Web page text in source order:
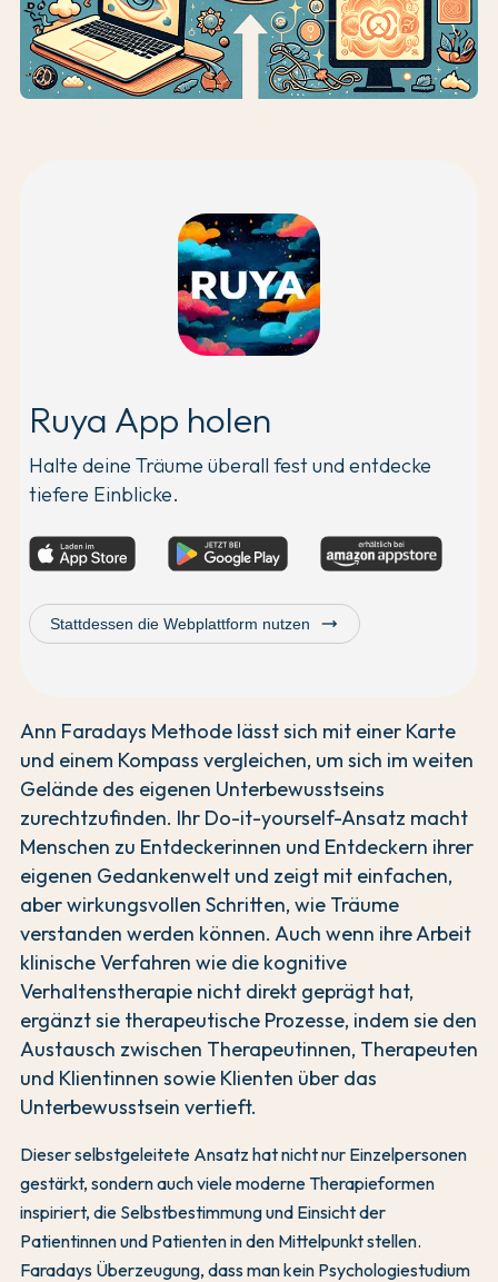
Ruya App holen
Halte deine Träume überall fest und entdecke
tiefere Einblicke.
Stattdessen die Webplattform nutzen trending_flat
Ann Faradays Methode lässt sich mit einer Karte
und einem Kompass vergleichen, um sich im weiten
Gelände des eigenen Unterbewusstseins
zurechtzufinden. Ihr Do-it-yourself-Ansatz macht
Menschen zu Entdeckerinnen und Entdeckern ihrer
eigenen Gedankenwelt und zeigt mit einfachen,
aber wirkungsvollen Schritten, wie Träume
verstanden werden können. Auch wenn ihre Arbeit
klinische Verfahren wie die kognitive
Verhaltenstherapie nicht direkt geprägt hat,
ergänzt sie therapeutische Prozesse, indem sie den
Austausch zwischen Therapeutinnen, Therapeuten
und Klientinnen sowie Klienten über das
Unterbewusstsein vertieft.
Dieser selbstgeleitete Ansatz hat nicht nur Einzelpersonen
gestärkt, sondern auch viele moderne Therapieformen
inspiriert, die Selbstbestimmung und Einsicht der
Patientinnen und Patienten in den Mittelpunkt stellen.
Faradays Überzeugung, dass man kein Psychologiestudium